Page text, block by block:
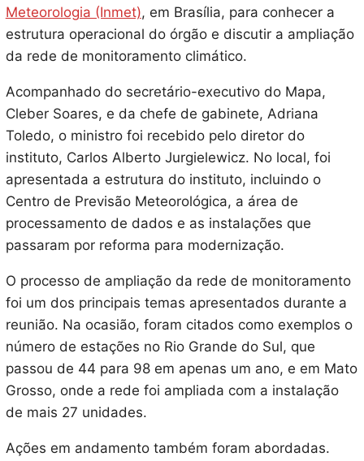
Meteorologia (Inmet), em Brasília, para conhecer a
estrutura operacional do órgão e discutir a ampliação
da rede de monitoramento climático.
Acompanhado do secretário-executivo do Mapa,
Cleber Soares, e da chefe de gabinete, Adriana
Toledo, o ministro foi recebido pelo diretor do
instituto, Carlos Alberto Jurgielewicz. No local, foi
apresentada a estrutura do instituto, incluindo o
Centro de Previsão Meteorológica, a área de
processamento de dados e as instalações que
passaram por reforma para modernização.
O processo de ampliação da rede de monitoramento
foi um dos principais temas apresentados durante a
reunião. Na ocasião, foram citados como exemplos o
número de estações no Rio Grande do Sul, que
passou de 44 para 98 em apenas um ano, e em Mato
Grosso, onde a rede foi ampliada com a instalação
de mais 27 unidades.
Ações em andamento também foram abordadas.